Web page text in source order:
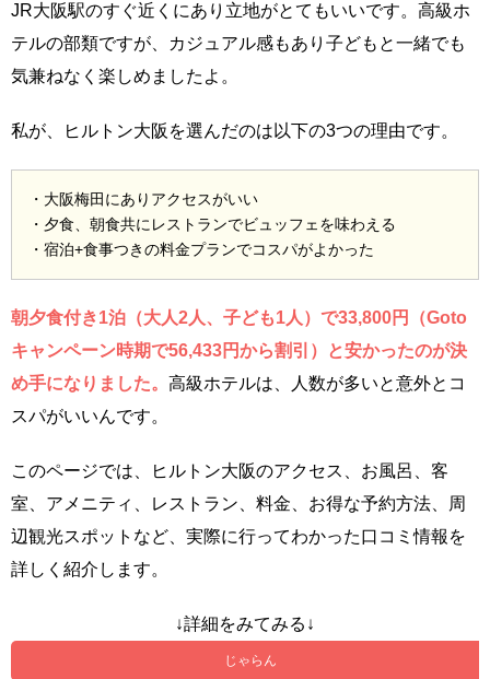
JR大阪駅のすぐ近くにあり立地がとてもいいです。高級ホ
テルの部類ですが、カジュアル感もあり子どもと一緒でも
気兼ねなく楽しめましたよ。
私が、ヒルトン大阪を選んだのは以下の3つの理由です。
・大阪梅田にありアクセスがいい
・夕食、朝食共にレストランでビュッフェを味わえる
・宿泊+食事つきの料金プランでコスパがよかった
朝夕食付き1泊（大人2人、子ども1人）で33,800円（Goto
キャンペーン時期で56,433円から割引）と安かったのが決
め手になりました。 高級ホテルは、人数が多いと意外とコ
スパがいいんです。
このページでは、ヒルトン大阪のアクセス、お風呂、客
室、アメニティ、レストラン、料金、お得な予約方法、周
辺観光スポットなど、実際に行ってわかった口コミ情報を
詳しく紹介します。
↓詳細をみてみる↓
じゃらん